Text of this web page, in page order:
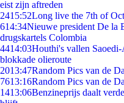
eist zijn aftreden
2415:52Long live the 7th of
614:34Nieuwe president De la
drugskartels Colombia
4414:03Houthi's vallen Saoedi-
blokkade olieroute
2013:47Random Pics van de
7613:16Random Pics van de
1413:06Benzineprijs daalt